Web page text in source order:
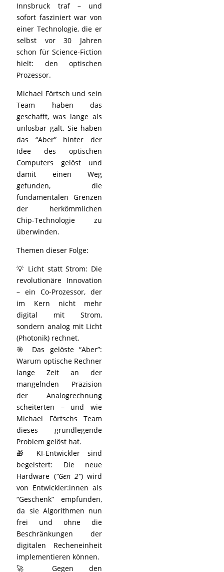
Innsbruck traf – und
sofort fasziniert war von
einer Technologie, die er
selbst vor 30 Jahren
schon für Science-Fiction
hielt: den optischen
Prozessor.
Michael Förtsch und sein
Team haben das
geschafft, was lange als
unlösbar galt. Sie haben
das “Aber” hinter der
Idee des optischen
Computers gelöst und
damit einen Weg
gefunden, die
fundamentalen Grenzen
der herkömmlichen
Chip-Technologie zu
überwinden.
Themen dieser Folge:
💡 Licht statt Strom: Die
revolutionäre Innovation
– ein Co-Prozessor, der
im Kern nicht mehr
digital mit Strom,
sondern analog mit Licht
(Photonik) rechnet.
🎯 Das gelöste “Aber”:
Warum optische Rechner
lange Zeit an der
mangelnden Präzision
der Analogrechnung
scheiterten – und wie
Michael Förtschs Team
dieses grundlegende
Problem gelöst hat.
🎁 KI-Entwickler sind
begeistert: Die neue
Hardware (“Gen 2”) wird
von Entwickler:innen als
“Geschenk” empfunden,
da sie Algorithmen nun
frei und ohne die
Beschränkungen der
digitalen Recheneinheit
implementieren können.
🚀 Gegen den